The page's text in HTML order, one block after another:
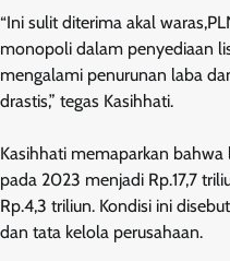
“Ini sulit diterima akal
monopoli dalam penyediaan
mengalami penurunan laba
drastis,” tegas Kasihhati.
Kasihhati memaparkan bahwa
pada 2023 menjadi Rp.17,7
Rp.4,3 triliun. Kondisi ini
dan tata kelola perusahaan.